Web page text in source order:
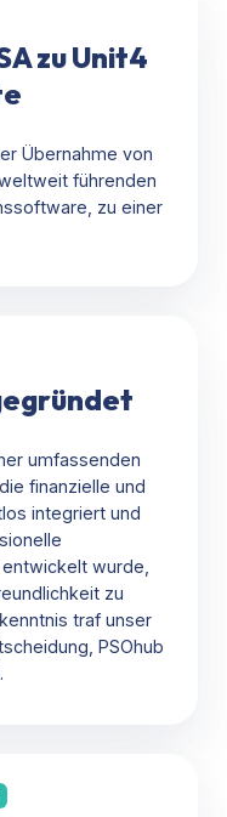
zu Unit4
Übernahme von
führenden
zu einer
umfassenden
finanzielle und
integriert und
wurde,
zu
traf unser
PSOhub